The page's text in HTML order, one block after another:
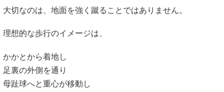
大切なのは、地面を強く蹴ることではありません。
理想的な歩行のイメージは、
かかとから着地し
足裏の外側を通り
母趾球へと重心が移動し